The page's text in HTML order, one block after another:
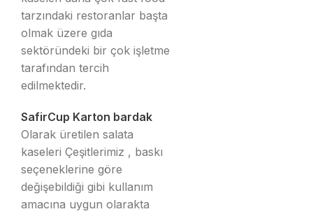
tarzındaki restoranlar başta
olmak üzere gıda
sektöründeki bir çok işletme
tarafından tercih
edilmektedir.
SafirCup Karton bardak
Olarak üretilen salata
kaseleri Çeşitlerimiz , baskı
seçeneklerine göre
değişebildiği gibi kullanım
amacına uygun olarakta